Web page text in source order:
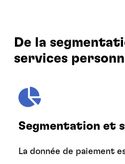
De la
services
Segmentation et
La donnée de paiement